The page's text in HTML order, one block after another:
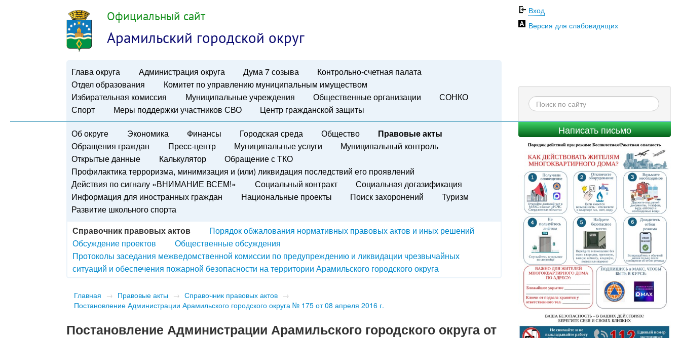
Официальный сайт
Арамильский городской округ
Глава округа Администрация округа Дума 7 созыва
Контрольно-счетная палата
Отдел образования
Комитет по управлению муниципальным имуществом
Избирательная комиссия
Муниципальные учреждения Общественные организации
СОНКО
Спорт
Меры поддержки участников СВО Центр гражданской защиты
Вход
Версия для слабовидящих
Написать письмо
Об округе Экономика Финансы Городская среда Общество
Правовые акты
Обращения граждан
Пресс-центр Муниципальные услуги
Муниципальный контроль
Открытые данные
Калькулятор
Обращение с ТКО
Профилактика терроризма, минимизация и (или) ликвидация последствий его проявлений
Действия по сигналу «ВНИМАНИЕ ВСЕМ!»
Социальный контракт
Социальная догазификация
Информация для иностранных граждан
Национальные проекты Поиск захоронений
Туризм
Развитие школьного спорта
Справочник правовых актов
Порядок обжалования нормативных правовых актов и иных решений
Обсуждение проектов
Общественные обсуждения
Протоколы заседания межведомственной комиссии по предупреждению и ликвидации чрезвычайных
ситуаций и обеспечения пожарной безопасности на территории Арамильского городского округа
Главная → Правовые акты → Справочник правовых актов →
Постановление Администрации Арамильского городского округа № 175 от 08 апреля 2016 г.
Постановление Администрации Арамильского городского округа от